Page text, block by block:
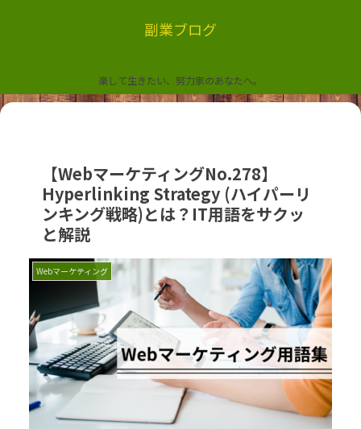
副業ブログ
楽して生きたい、努力家のあなたへ。
【WebマーケティングNo.278】
Hyperlinking Strategy (ハイパーリ
ンキング戦略)とは？IT用語をサクッ
と解説
Webマーケティング